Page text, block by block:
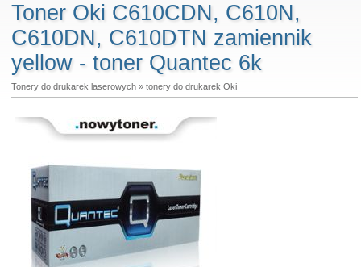
Toner Oki C610CDN, C610N,
C610DN, C610DTN zamiennik
yellow - toner Quantec 6k
Tonery do drukarek laserowych» tonery do drukarek Oki